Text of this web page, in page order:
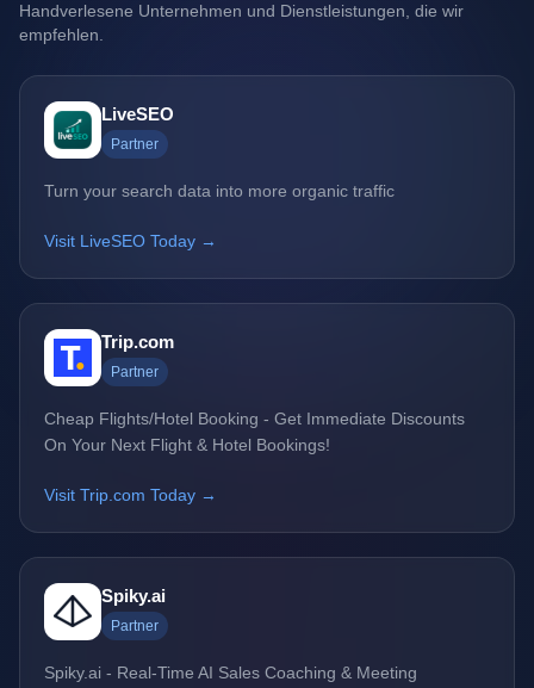
Handverlesene Unternehmen und Dienstleistungen, die wir
empfehlen.
LiveSEO
Partner
Turn your search data into more organic traffic
Visit LiveSEO Today →
Trip.com
Partner
Cheap Flights/Hotel Booking - Get Immediate Discounts
On Your Next Flight & Hotel Bookings!
Visit Trip.com Today →
Spiky.ai
Partner
Spiky.ai - Real-Time AI Sales Coaching & Meeting